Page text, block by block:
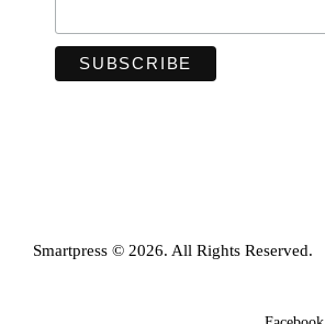
Smartpress © 2026. All Rights Reserved.